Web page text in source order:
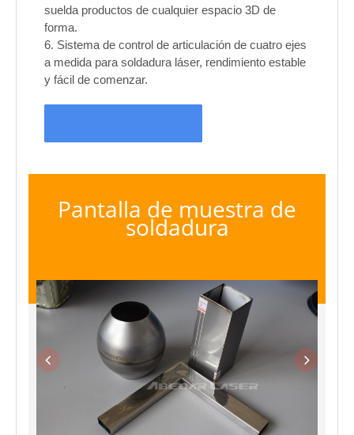
suelda productos de cualquier espacio 3D de
forma.
6. Sistema de control de articulación de cuatro ejes
a medida para soldadura láser, rendimiento estable
y fácil de comenzar.
Pantalla de muestra de
soldadura